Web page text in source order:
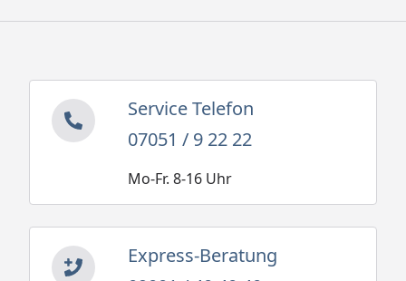
Service Telefon
07051 / 9 22 22
Mo-Fr. 8-16 Uhr
Express-Beratung